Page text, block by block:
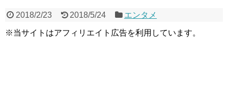
2018/2/23 2018/5/24 エンタメ
※当サイトはアフィリエイト広告を利用しています。